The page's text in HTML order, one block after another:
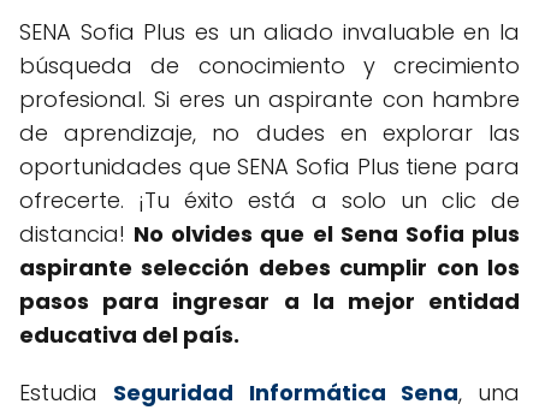
SENA Sofia Plus es un aliado invaluable en la
búsqueda de conocimiento y crecimiento
profesional. Si eres un aspirante con hambre
de aprendizaje, no dudes en explorar las
oportunidades que SENA Sofia Plus tiene para
ofrecerte. ¡Tu éxito está a solo un clic de
distancia! No olvides que el Sena Sofia plus
aspirante selección debes cumplir con los
pasos para ingresar a la mejor entidad
educativa del país.
Estudia Seguridad Informática Sena, una